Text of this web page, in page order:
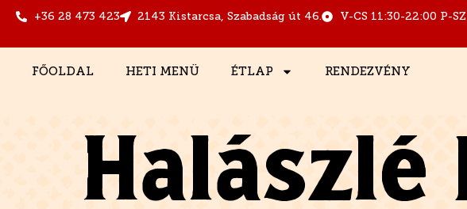
+36 28 473 423 2143 Kistarcsa, Szabadság út 46. V-CS 11:30-22:00 P-
FŐOLDAL HETI MENÜ ÉTLAP RENDEZVÉNY
Halászlé